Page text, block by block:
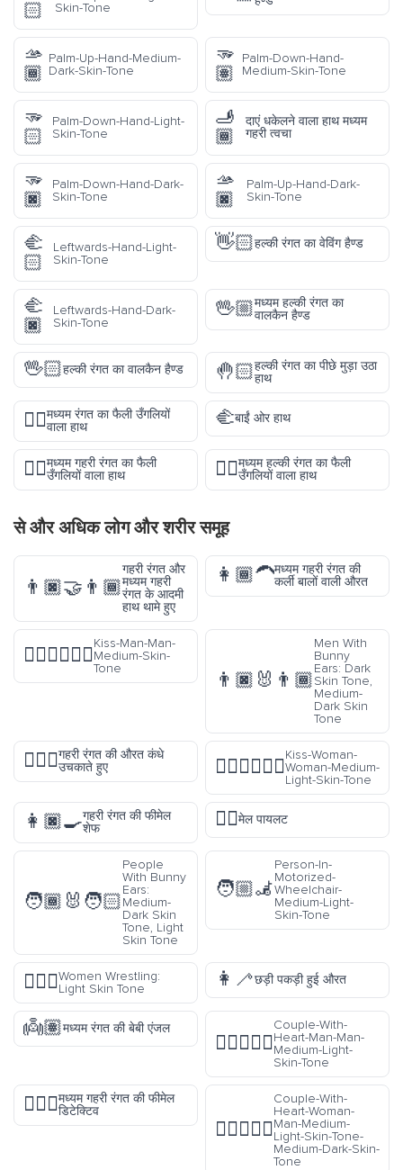
🏻
Skin-Tone
🫴
🏾
Palm-Up-Hand-Medium-
Dark-Skin-Tone
🫳
🏽
Palm-Down-Hand-
Medium-Skin-Tone
🫳
🏻
Palm-Down-Hand-Light-
Skin-Tone
🫸
🏾
दाएं धकेलने वाला हाथ मध्यम
गहरी त्वचा
🫳
🏿
Palm-Down-Hand-Dark-
Skin-Tone
🫴
🏿
Palm-Up-Hand-Dark-
Skin-Tone
🫲
🏻
Leftwards-Hand-Light-
Skin-Tone
👋🏻हल्की रंगत का वेविंग हैण्ड
🫲
🏿
Leftwards-Hand-Dark-
Skin-Tone
🖖🏼मध्यम हल्की रंगत का
वालकैन हैण्ड
🖖🏻हल्की रंगत का वालकैन हैण्ड 🤚🏻हल्की रंगत का पीछे मुड़ा उठा
हाथ
🖐🏽मध्यम रंगत का फैली उँगलियों
वाला हाथ
🫲बाईं ओर हाथ
🖐🏾मध्यम गहरी रंगत का फैली
उँगलियों वाला हाथ
🖐🏼मध्यम हल्की रंगत का फैली
उँगलियों वाला हाथ
से और अधिकलोग और शरीरसमूह
👨🏿‍🤝‍👨🏾
गहरी रंगत और
मध्यम गहरी
रंगत के आदमी
हाथ थामे हुए
👩🏾‍🦱मध्यम गहरी रंगत की
कर्ली बालों वाली औरत
👨🏽‍❤️‍💋‍👨🏽
Kiss-Man-Man-
Medium-Skin-
Tone
👨🏿‍🐰‍👨🏾
Men With
Bunny
Ears: Dark
Skin Tone,
Medium-
Dark Skin
Tone
🤷🏿‍♀️गहरी रंगत की औरत कंधे
उचकाते हुए
👩🏼‍❤️‍💋‍👩🏼
Kiss-Woman-
Woman-Medium-
Light-Skin-Tone
👩🏿‍🍳गहरी रंगत की फीमेल
शेफ
👨‍✈️मेल पायलट
🧑🏾‍🐰‍🧑🏻
People
With Bunny
Ears:
Medium-
Dark Skin
Tone, Light
Skin Tone
🧑🏼‍🦼
Person-In-
Motorized-
Wheelchair-
Medium-Light-
Skin-Tone
🤼🏻‍♀️Women Wrestling:
Light Skin Tone
👩‍🦯छड़ी पकड़ी हुई औरत
👼🏽मध्यम रंगत की बेबी एंजल
👨🏼‍❤️‍👨🏼
Couple-With-
Heart-Man-Man-
Medium-Light-
Skin-Tone
🕵🏾‍♀️मध्यम गहरी रंगत की फीमेल
डिटेक्टिव
👩🏼‍❤️‍👨🏾
Couple-With-
Heart-Woman-
Man-Medium-
Light-Skin-Tone-
Medium-Dark-Skin-
Tone